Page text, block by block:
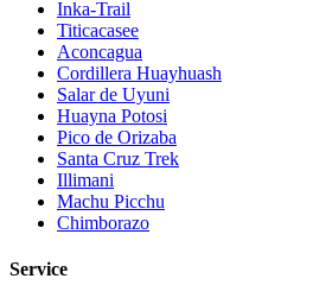
Inka-Trail
Titicacasee
Aconcagua
Cordillera Huayhuash
Salar de Uyuni
Huayna Potosi
Pico de Orizaba
Santa Cruz Trek
Illimani
Machu Picchu
Chimborazo
Service